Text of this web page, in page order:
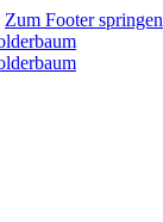
Zum Footer springen